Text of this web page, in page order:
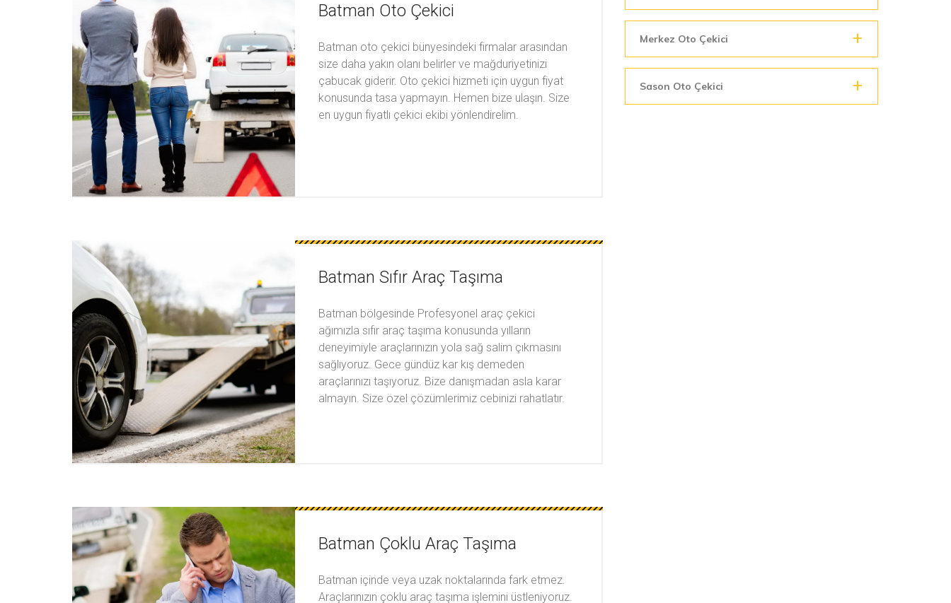
Batman Oto Çekici
Batman oto çekici bünyesindeki firmalar arasından
size daha yakın olanı belirler ve mağduriyetinizi
çabucak giderir. Oto çekici hizmeti için uygun fiyat
konusunda tasa yapmayın. Hemen bize ulaşın. Size
en uygun fiyatlı çekici ekibi yönlendirelim.
Batman Sıfır Araç Taşıma
Batman bölgesinde Profesyonel araç çekici
ağımızla sıfır araç taşıma konusunda yılların
deneyimiyle araçlarınızın yola sağ salim çıkmasını
sağlıyoruz. Gece gündüz kar kış demeden
araçlarınızı taşıyoruz. Bize danışmadan asla karar
almayın. Size özel çözümlerimiz cebinizi rahatlatır.
Batman Çoklu Araç Taşıma
Batman içinde veya uzak noktalarında fark etmez.
Araçlarınızın çoklu araç taşıma işlemini üstleniyoruz.
Merkez Oto Çekici
Sason Oto Çekici